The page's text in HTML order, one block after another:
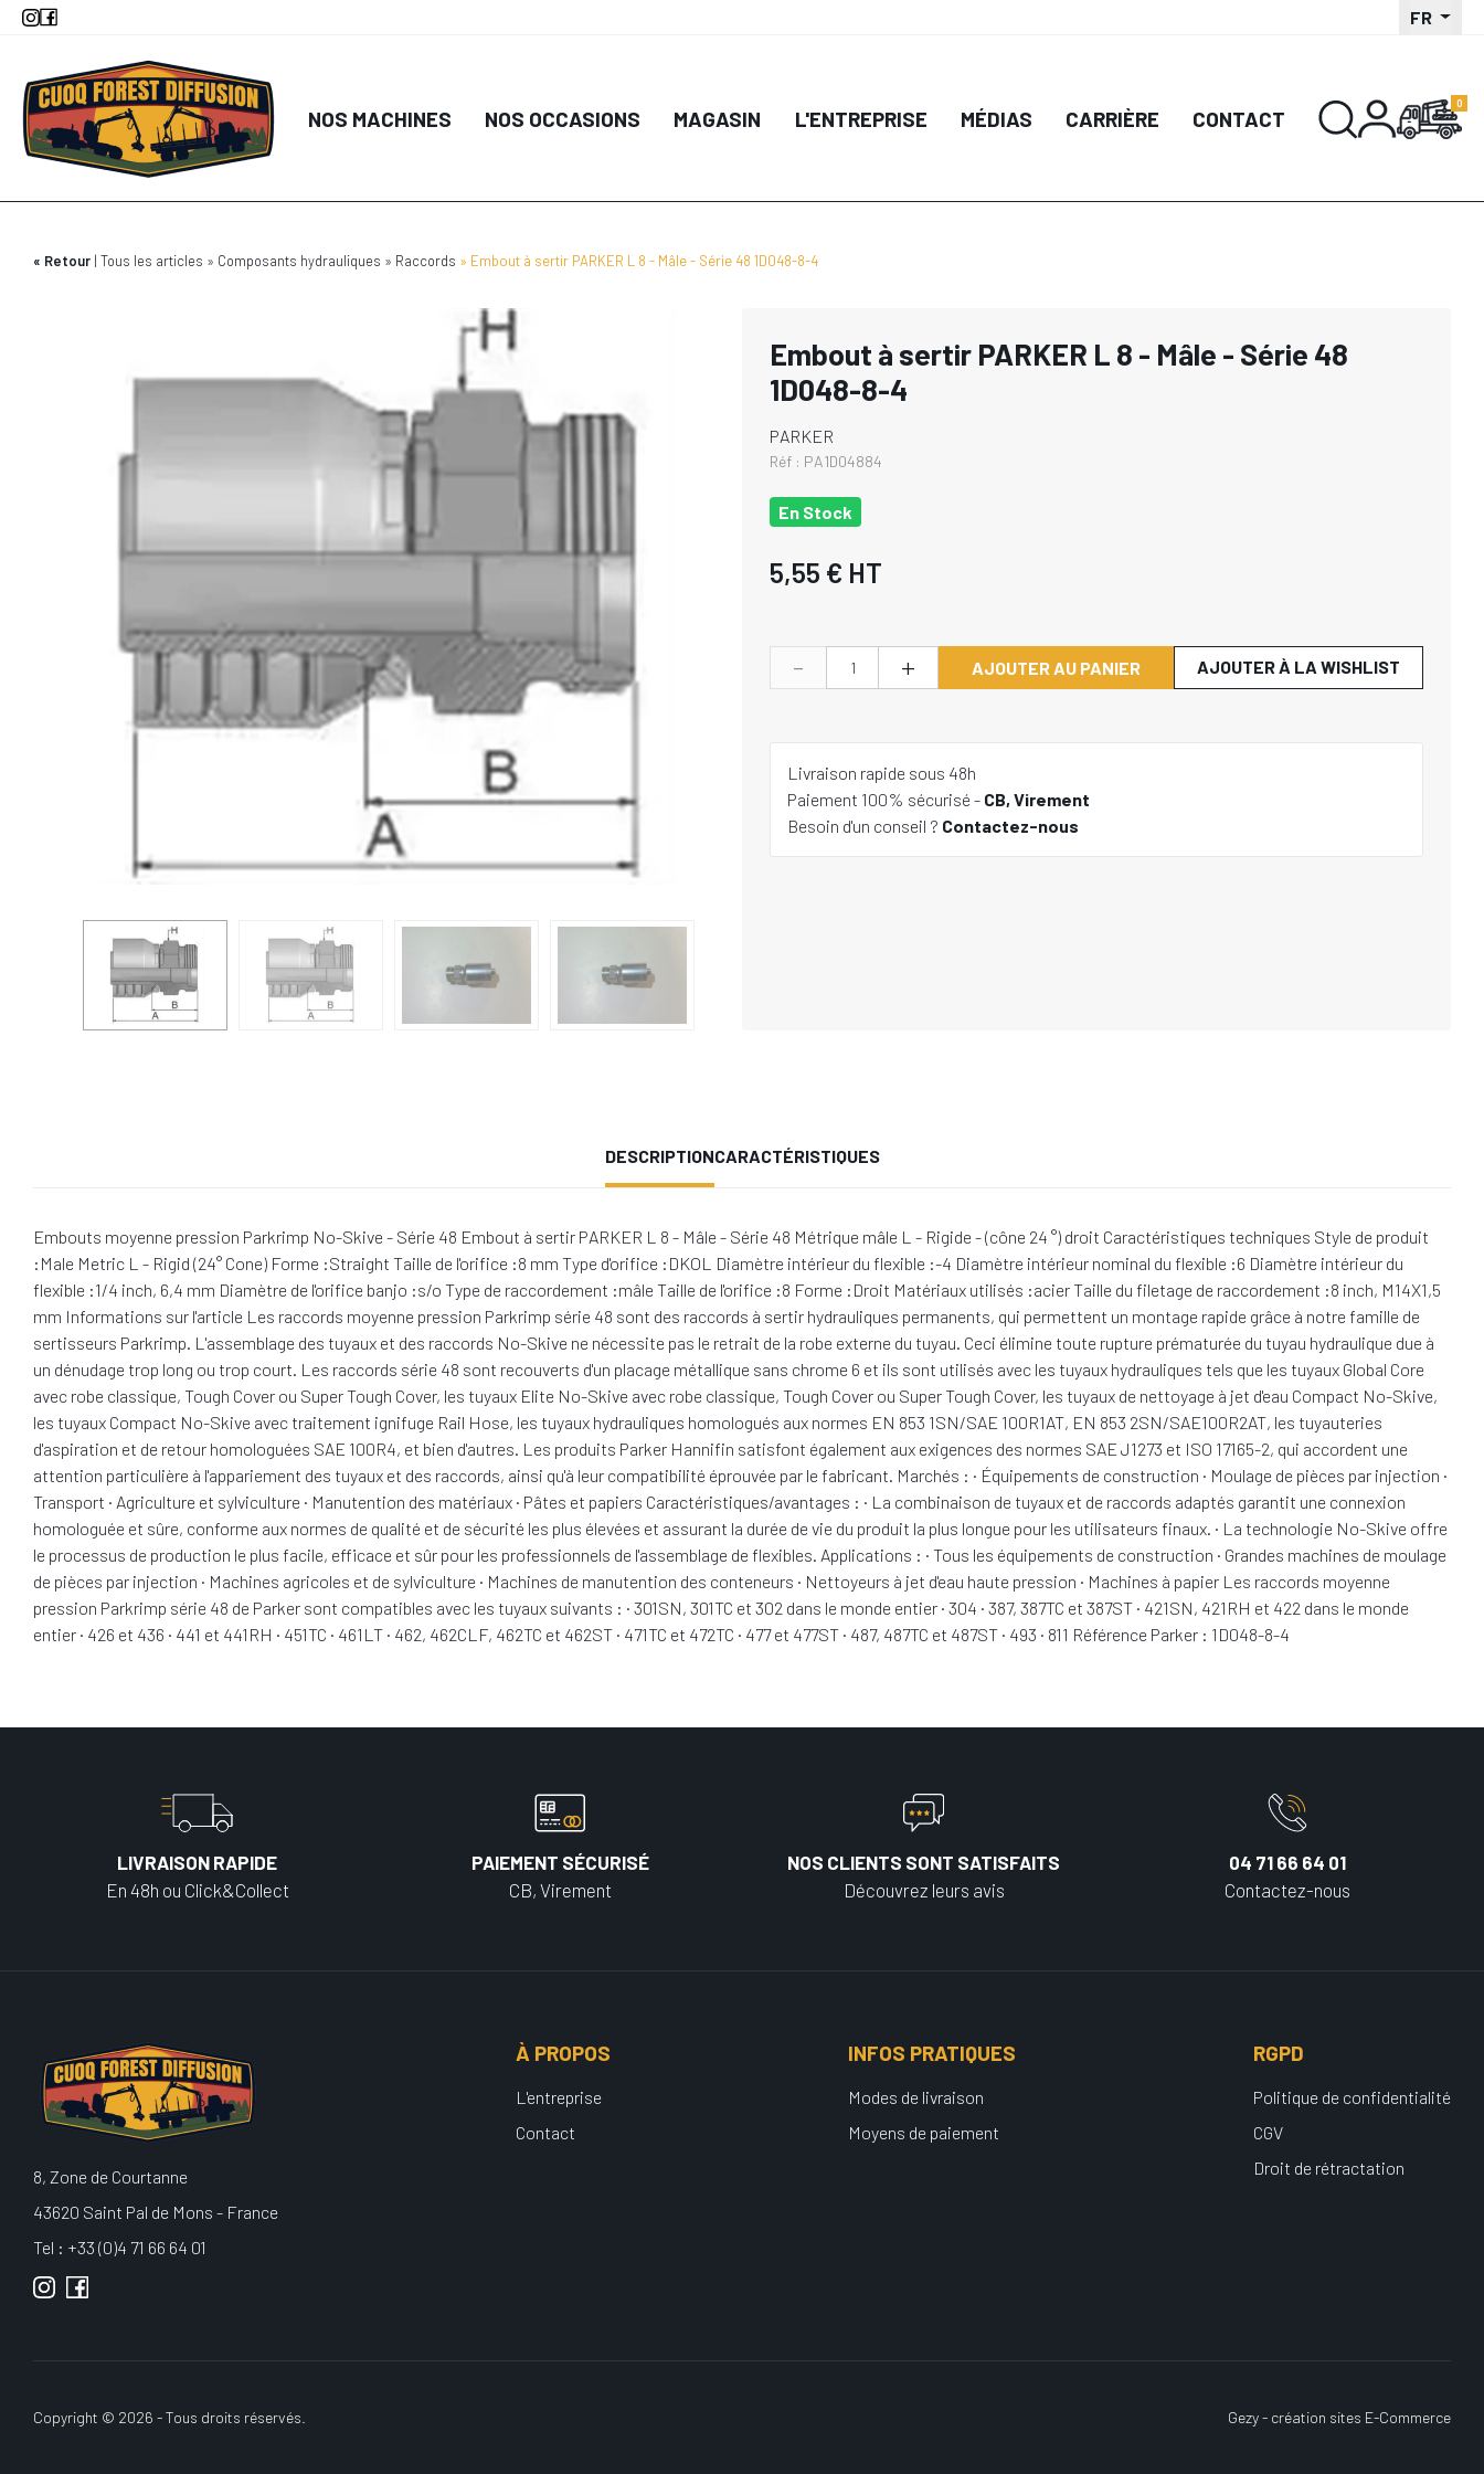
Aller
principal
FR
NOS MACHINES NOS OCCASIONS MAGASIN L'ENTREPRISE MÉDIAS CARRIÈRE CONTACT
Retour Tous les articles Composants hydrauliques Raccords Embout à sertir PARKER L 8 - Mâle - Série 48 1D048-8-4
Embout à sertir PARKER L 8 - Mâle - Série 48
1D048-8-4
PARKER
Réf : PA1D04884
En Stock
5,55 € HT
- + AJOUTER AU PANIER AJOUTER À LA WISHLIST
Livraison rapide sous 48h
Paiement 100% sécurisé - CB, Virement
Besoin d'un conseil ? Contactez-nous
DESCRIPTIONCARACTÉRISTIQUES
Embouts moyenne pression Parkrimp No-Skive - Série 48 Embout à sertir PARKER L 8 - Mâle - Série 48 Métrique mâle L - Rigide - (cône 24 °) droit Caractéristiques techniques Style de produit
:Male Metric L - Rigid (24° Cone) Forme :Straight Taille de l'orifice :8 mm Type d'orifice :DKOL Diamètre intérieur du flexible :-4 Diamètre intérieur nominal du flexible :6 Diamètre intérieur du
flexible :1/4 inch, 6,4 mm Diamètre de l'orifice banjo :s/o Type de raccordement :mâle Taille de l'orifice :8 Forme :Droit Matériaux utilisés :acier Taille du filetage de raccordement :8 inch, M14X1,5
mm Informations sur l'article Les raccords moyenne pression Parkrimp série 48 sont des raccords à sertir hydrauliques permanents, qui permettent un montage rapide grâce à notre famille de
sertisseurs Parkrimp. L'assemblage des tuyaux et des raccords No-Skive ne nécessite pas le retrait de la robe externe du tuyau. Ceci élimine toute rupture prématurée du tuyau hydraulique due à
un dénudage trop long ou trop court. Les raccords série 48 sont recouverts d'un placage métallique sans chrome 6 et ils sont utilisés avec les tuyaux hydrauliques tels que les tuyaux Global Core
avec robe classique, Tough Cover ou Super Tough Cover, les tuyaux Elite No-Skive avec robe classique, Tough Cover ou Super Tough Cover, les tuyaux de nettoyage à jet d'eau Compact No-Skive,
les tuyaux Compact No-Skive avec traitement ignifuge Rail Hose, les tuyaux hydrauliques homologués aux normes EN 853 1SN/SAE 100R1AT, EN 853 2SN/SAE100R2AT, les tuyauteries
d'aspiration et de retour homologuées SAE 100R4, et bien d'autres. Les produits Parker Hannifin satisfont également aux exigences des normes SAE J1273 et ISO 17165-2, qui accordent une
attention particulière à l'appariement des tuyaux et des raccords, ainsi qu'à leur compatibilité éprouvée par le fabricant. Marchés : · Équipements de construction · Moulage de pièces par injection ·
Transport · Agriculture et sylviculture · Manutention des matériaux · Pâtes et papiers Caractéristiques/avantages : · La combinaison de tuyaux et de raccords adaptés garantit une connexion
homologuée et sûre, conforme aux normes de qualité et de sécurité les plus élevées et assurant la durée de vie du produit la plus longue pour les utilisateurs finaux. · La technologie No-Skive offre
le processus de production le plus facile, efficace et sûr pour les professionnels de l'assemblage de flexibles. Applications : · Tous les équipements de construction · Grandes machines de moulage
de pièces par injection · Machines agricoles et de sylviculture · Machines de manutention des conteneurs · Nettoyeurs à jet d'eau haute pression · Machines à papier Les raccords moyenne
pression Parkrimp série 48 de Parker sont compatibles avec les tuyaux suivants : · 301SN, 301TC et 302 dans le monde entier · 304 · 387, 387TC et 387ST · 421SN, 421RH et 422 dans le monde
entier · 426 et 436 · 441 et 441RH · 451TC · 461LT · 462, 462CLF, 462TC et 462ST · 471TC et 472TC · 477 et 477ST · 487, 487TC et 487ST · 493 · 811 Référence Parker : 1D048-8-4
LIVRAISON RAPIDE
En 48h ou Click&Collect
PAIEMENT SÉCURISÉ
CB, Virement
NOS CLIENTS SONT SATISFAITS
Découvrez leurs avis
04 71 66 64 01
Contactez-nous
8, Zone de Courtanne
43620 Saint Pal de Mons - France
Tel : +33 (0)4 71 66 64 01
À PROPOS
L'entreprise
Contact
INFOS PRATIQUES
Modes de livraison
Moyens de paiement
RGPD
Politique de confidentialité
CGV
Droit de rétractation
Copyright © 2026 - Tous droits réservés. Gezy - création sites E-Commerce